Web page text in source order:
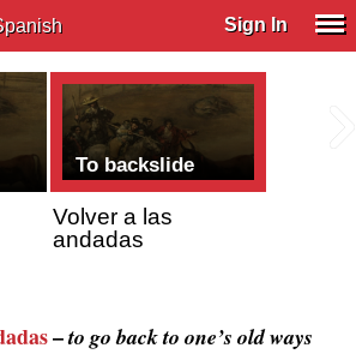
Sign In
To backslide
Volver a las
andadas
–to go back to one’s old ways